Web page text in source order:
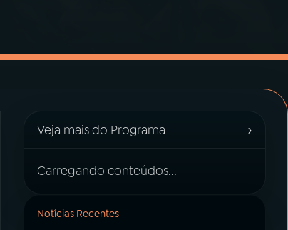
Veja mais do Programa ›
Carregando conteúdos...
Notícias Recentes